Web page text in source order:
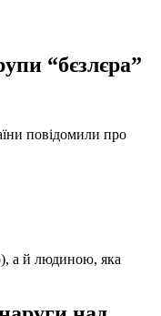
“бєзлєра”
повідомили про
а й людиною, яка